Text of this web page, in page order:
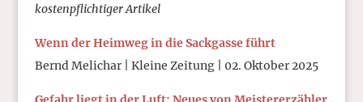
kostenpflichtiger Artikel
Wenn der Heimweg in die Sackgasse führt
Bernd Melichar | Kleine Zeitung | 02. Oktober 2025